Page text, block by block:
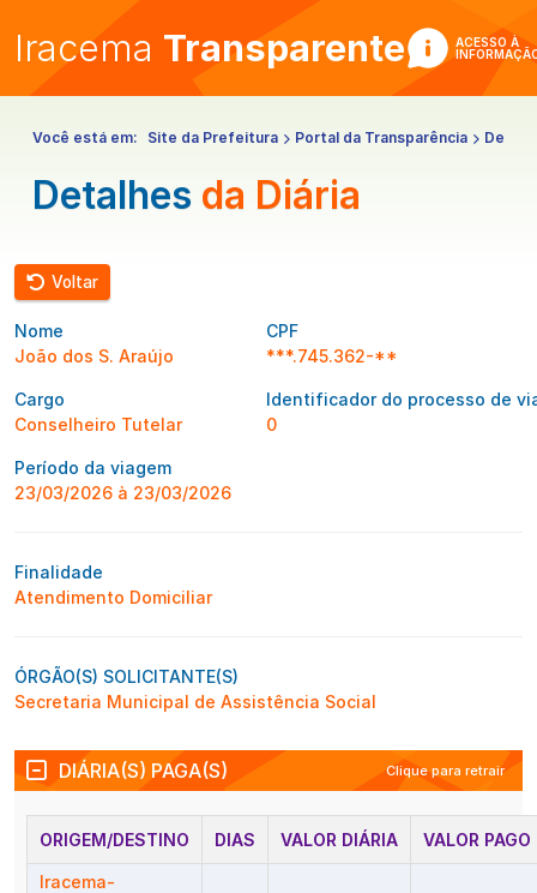
Iracema Transparente
ACESSO À
Você está em: Site da Prefeitura Portal da Transparência
Detalhes da Diária
Voltar
Nome
João dos S. Araújo
CPF
***.745.362-**
Cargo
Conselheiro Tutelar
Identificador do processo de
0
Período da viagem
23/03/2026 à 23/03/2026
Finalidade
Atendimento Domiciliar
ÓRGÃO(S) SOLICITANTE(S)
Secretaria Municipal de Assistência Social
DIÁRIA(S) PAGA(S) Clique para retrair
ORIGEM/DESTINO DIAS VALOR DIÁRIA VALOR PAGO
Iracema-